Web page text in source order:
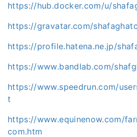
https://hub.docker.com/u/
https://gravatar.com/
https://profile.hatena.ne.jp/
https://www.bandlab.com/
https://www.speedrun.com/
t
https://www.equinenow.com/
com.htm